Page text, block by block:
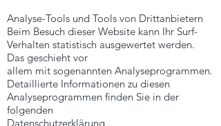
Analyse-Tools und Tools von Drittanbietern
Beim Besuch dieser Website kann Ihr Surf-
Verhalten statistisch ausgewertet werden.
Das geschieht vor
allem mit sogenannten Analyseprogrammen.
Detaillierte Informationen zu diesen
Analyseprogrammen finden Sie in der
folgenden
Datenschutzerklärung.